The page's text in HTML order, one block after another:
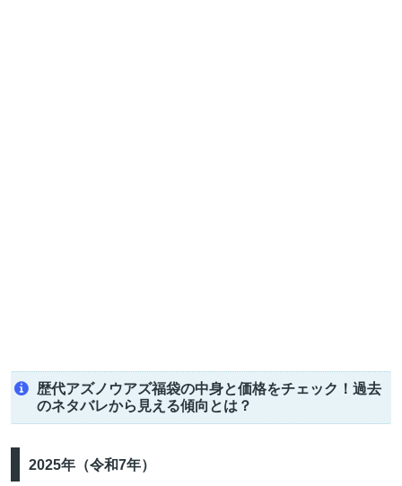
歴代アズノウアズ福袋の中身と価格をチェック！過去
のネタバレから見える傾向とは？
2025年（令和7年）